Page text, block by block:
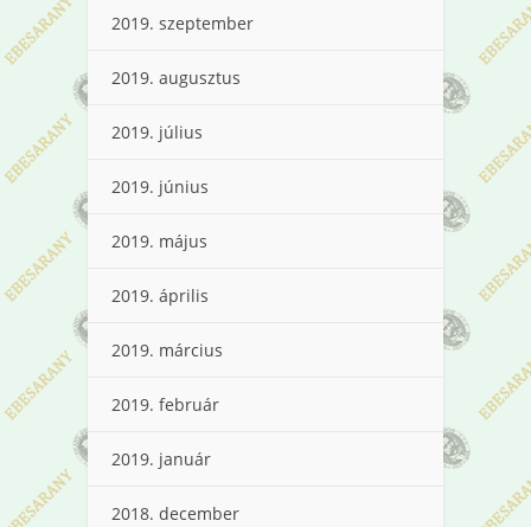
2019. szeptember
2019. augusztus
2019. július
2019. június
2019. május
2019. április
2019. március
2019. február
2019. január
2018. december